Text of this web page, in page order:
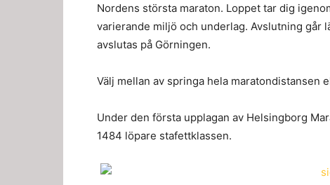
Nordens största maraton. Loppet tar dig
varierande miljö och underlag. Avslutning går
avslutas på Görningen.
Välj mellan av springa hela maratondistansen
Under den första upplagan av Helsingborg
1484 löpare stafettklassen.